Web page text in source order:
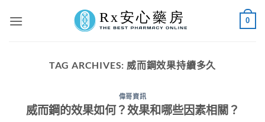
0
TAG ARCHIVES: 威而鋼效果持續多久
偉哥資訊
威而鋼的效果如何？效果和哪些因素相關？